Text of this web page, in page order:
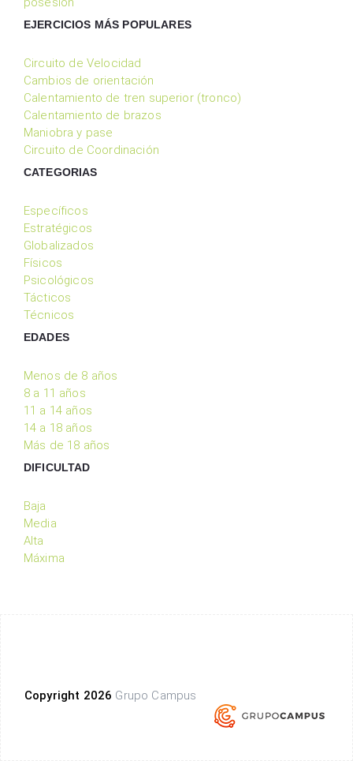
EJERCICIOS MÁS POPULARES
Circuito de Velocidad
Cambios de orientación
Calentamiento de tren superior (tronco)
Calentamiento de brazos
Maniobra y pase
Circuito de Coordinación
CATEGORIAS
Específicos
Estratégicos
Globalizados
Físicos
Psicológicos
Tácticos
Técnicos
EDADES
Menos de 8 años
8 a 11 años
11 a 14 años
14 a 18 años
Más de 18 años
DIFICULTAD
Baja
Media
Alta
Máxima
Copyright 2026 Grupo Campus